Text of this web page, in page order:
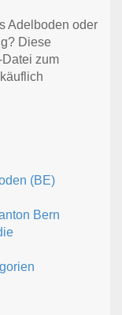
Adelboden oder
Diese
zum
käuflich
(BE)
Bern